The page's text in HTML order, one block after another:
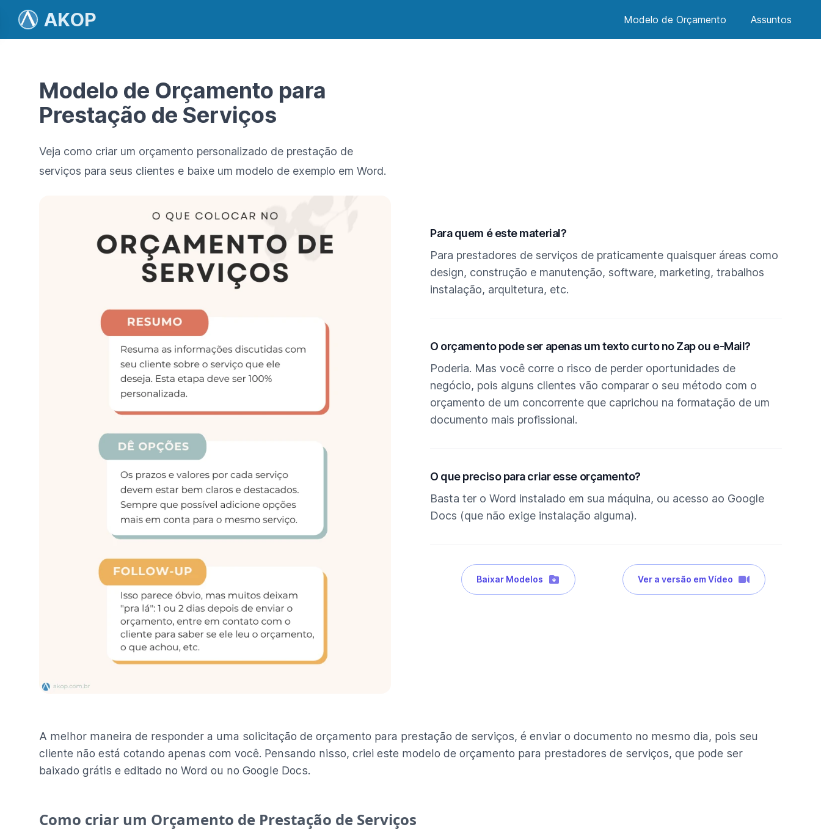
AKOP Modelo de Orçamento Assuntos
Modelo de Orçamento para
Prestação de Serviços
Veja como criar um orçamento personalizado de prestação de
serviços para seus clientes e baixe um modelo de exemplo em Word.
Principais pontos deste artigo.
Para quem é este material?
Descrição
Para prestadores de serviços de praticamente quaisquer áreas como
design, construção e manutenção, software, marketing, trabalhos
instalação, arquitetura, etc.
O orçamento pode ser apenas um texto curto no Zap ou e-Mail?
Descrição
Poderia. Mas você corre o risco de perder oportunidades de
negócio, pois alguns clientes vão comparar o seu método com o
orçamento de um concorrente que caprichou na formatação de um
documento mais profissional.
O que preciso para criar esse orçamento?
Descrição
Basta ter o Word instalado em sua máquina, ou acesso ao Google
Docs (que não exige instalação alguma).
Baixar Modelos Ver a versão em Vídeo
A melhor maneira de responder a uma solicitação de orçamento para prestação de serviços, é enviar o documento no mesmo dia, pois seu
cliente não está cotando apenas com você. Pensando nisso, criei este modelo de orçamento para prestadores de serviços, que pode ser
baixado grátis e editado no Word ou no Google Docs.
Como criar um Orçamento de Prestação de Serviços